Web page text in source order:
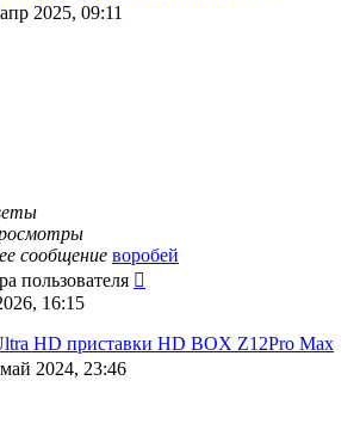
2025, 09:11
сообщение воробей
16:15
HD приставки HD BOX Z12Pro Max
2024, 23:46